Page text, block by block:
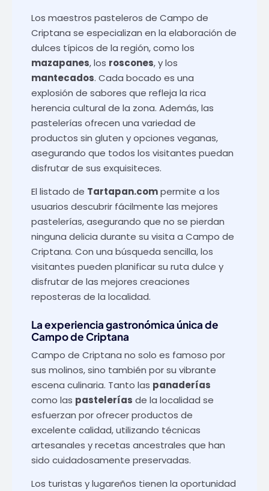
Los maestros pasteleros de Campo de
Criptana se especializan en la elaboración de
dulces típicos de la región, como los
mazapanes, los roscones, y los
mantecados. Cada bocado es una
explosión de sabores que refleja la rica
herencia cultural de la zona. Además, las
pastelerías ofrecen una variedad de
productos sin gluten y opciones veganas,
asegurando que todos los visitantes puedan
disfrutar de sus exquisiteces.
El listado de Tartapan.compermite a los
usuarios descubrir fácilmente las mejores
pastelerías, asegurando que no se pierdan
ninguna delicia durante su visita a Campo de
Criptana. Con una búsqueda sencilla, los
visitantes pueden planificar su ruta dulce y
disfrutar de las mejores creaciones
reposteras de la localidad.
La experiencia gastronómica única de
Campo de Criptana
Campo de Criptana no solo es famoso por
sus molinos, sino también por su vibrante
escena culinaria. Tanto las panaderías
como las pastelerías de la localidad se
esfuerzan por ofrecer productos de
excelente calidad, utilizando técnicas
artesanales y recetas ancestrales que han
sido cuidadosamente preservadas.
Los turistas y lugareños tienen la oportunidad